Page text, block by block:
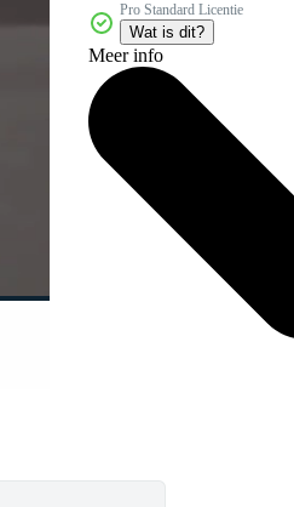
Pro Standard Licentie
Wat is dit?
Meer info